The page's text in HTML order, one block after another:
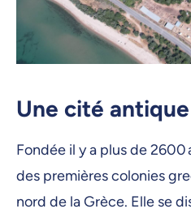
Une cité
Fondée il y a plus de 2600
des premières colonies
nord de la Grèce. Elle se